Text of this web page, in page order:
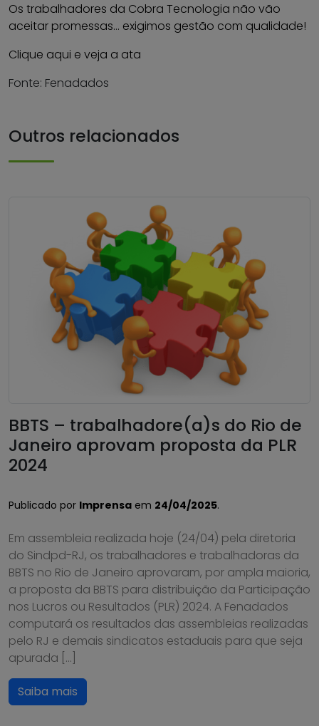
Os trabalhadores da Cobra Tecnologia não vão
aceitar promessas… exigimos gestão com qualidade!
Clique aqui e veja a ata
Fonte: Fenadados
Outros relacionados
BBTS – trabalhadore(a)s do Rio de
Janeiro aprovam proposta da PLR
2024
Publicado por Imprensa em 24/04/2025.
Em assembleia realizada hoje (24/04) pela diretoria
do Sindpd-RJ, os trabalhadores e trabalhadoras da
BBTS no Rio de Janeiro aprovaram, por ampla maioria,
a proposta da BBTS para distribuição da Participação
nos Lucros ou Resultados (PLR) 2024. A Fenadados
computará os resultados das assembleias realizadas
pelo RJ e demais sindicatos estaduais para que seja
apurada […]
Saiba mais